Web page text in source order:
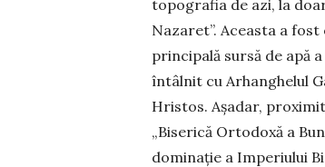
topografia de azi, la
Nazaret”. Aceasta a
principală sursă de apă
întâlnit cu Ar­hanghelul
Hristos. Așadar,
„Biserică Ortodoxă a
dominație a Imperiului